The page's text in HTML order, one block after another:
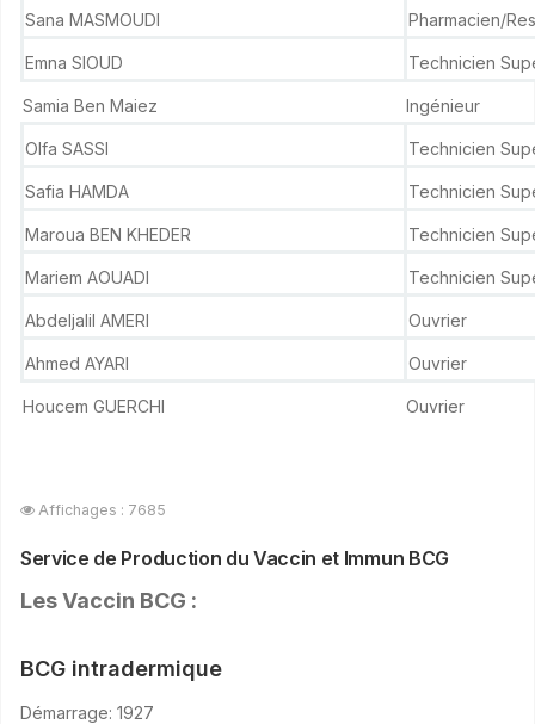
Sana MASMOUDI Pharmacien/
Emna SIOUD Technicien
Samia Ben Maiez Ingénieur
Olfa SASSI Technicien
Safia HAMDA Technicien
Maroua BEN KHEDER Technicien
Mariem AOUADI Technicien
Abdeljalil AMERI Ouvrier
Ahmed AYARI Ouvrier
Houcem GUERCHI Ouvrier
Affichages : 7685
Service de Production du Vaccin et Immun BCG
Les Vaccin BCG :
BCG intradermique
Démarrage: 1927